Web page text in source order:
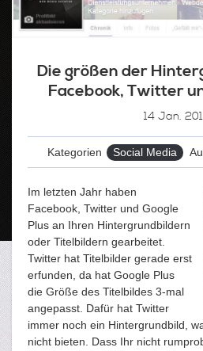
Die größen der
Facebook, Twitter
14 Jan.
Kategorien Social Media
Im letzten Jahr haben
Facebook, Twitter und Google
Plus an Ihren Hintergrundbildern
oder Titelbildern gearbeitet.
Twitter hat Titelbilder gerade erst
erfunden, da hat Google Plus
die Größe des Titelbildes 3-mal
angepasst. Dafür hat Twitter
immer noch ein Hintergrundbild,
nicht bieten. Dass Ihr nicht